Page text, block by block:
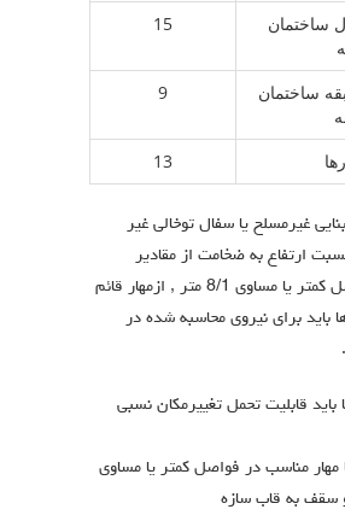
ساختمان
15
ساختمان
9
13
غیرمسلح یا سفال توخالی غیر
ارتفاع به ضخامت از مقادیر
2 -5جدول باید در فواصل کمتر یا مساوي 8/1 متر , ازمهار قائم
باید براي نیروي محاسبه شده در
باید قابلیت تحمل تغییرمکان نسبی
مهار مناسب در فواصل کمتر یا مساوي